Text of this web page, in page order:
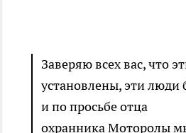
Заверяю всех вас, что
установлены, эти люди
и по просьбе отца
охранника Моторолы